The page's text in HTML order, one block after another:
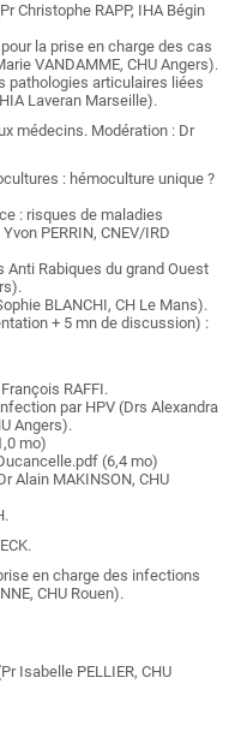
Christophe RAPP, IHA Bégin
la prise en charge des cas
VANDAMME, CHU Angers).
pathologies articulaires liées
Laveran Marseille).
médecins. Modération : Dr
: hémoculture unique ?
: risques de maladies
PERRIN, CNEV/IRD
Anti Rabiques du grand Ouest
BLANCHI, CH Le Mans).
+ 5 mn de discussion) :
RAFFI.
par HPV (Drs Alexandra
Angers).
mo)
(6,4 mo)
Alain MAKINSON, CHU
en charge des infections
CHU Rouen).
Isabelle PELLIER, CHU